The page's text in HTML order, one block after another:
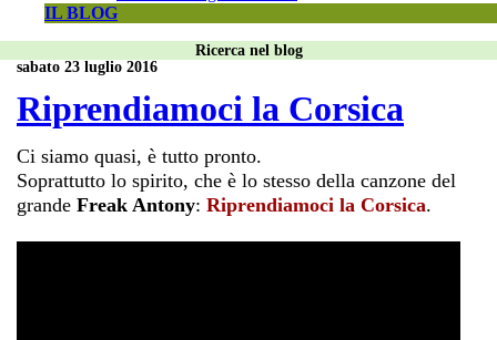
IL BLOG
Ricerca nel blog
sabato 23 luglio 2016
Riprendiamoci la Corsica
Ci siamo quasi, è tutto pronto.
Soprattutto lo spirito, che è lo stesso della canzone del
grande Freak Antony: Riprendiamoci la Corsica.